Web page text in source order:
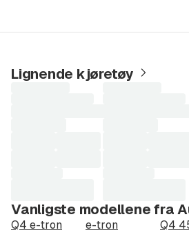
Lignende kjøretøy
Vanligste modellene fra
Q4 e-tron e-tron